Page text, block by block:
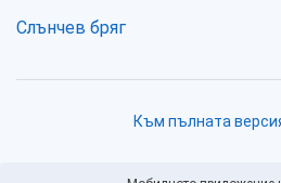
Слънчев бряг
Към пълната